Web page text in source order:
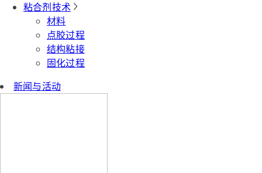
粘合剂技术
材料
点胶过程
结构粘接
固化过程
新闻与活动